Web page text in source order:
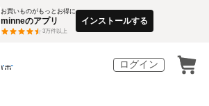
お買いものがもっとお得に
minneのアプリ
3万件以上
インストールする
ログイン